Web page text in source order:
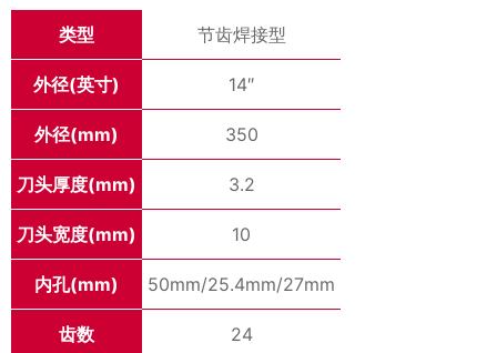
类型
外径(英寸)
外径(mm)
刀头厚度(mm)
刀头宽度(mm)
内孔(mm)
齿数
节齿焊接型
14″
350
3.2
10
50mm/25.4mm/27mm
24